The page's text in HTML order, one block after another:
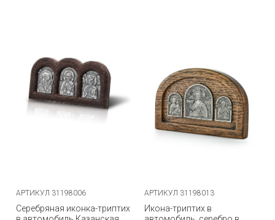
АРТИКУЛ 31198006
Серебряная иконка-триптих
АРТИКУЛ 31198013
Икона-триптих в